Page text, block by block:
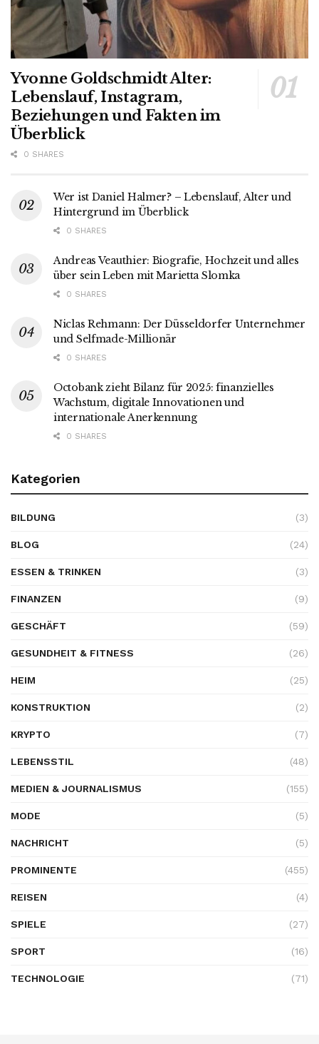
Yvonne Goldschmidt Alter:
Lebenslauf, Instagram,
Beziehungen und Fakten im
Überblick
0 SHARES
Wer ist Daniel Halmer? – Lebenslauf, Alter und
Hintergrund im Überblick
0 SHARES
Andreas Veauthier: Biografie, Hochzeit und alles
über sein Leben mit Marietta Slomka
0 SHARES
Niclas Rehmann: Der Düsseldorfer Unternehmer
und Selfmade-Millionär
0 SHARES
Octobank zieht Bilanz für 2025: finanzielles
Wachstum, digitale Innovationen und
internationale Anerkennung
0 SHARES
Kategorien
BILDUNG (3)
BLOG (24)
ESSEN & TRINKEN (3)
FINANZEN (9)
GESCHÄFT (59)
GESUNDHEIT & FITNESS (26)
HEIM (25)
KONSTRUKTION (2)
KRYPTO (7)
LEBENSSTIL (48)
MEDIEN & JOURNALISMUS (155)
MODE (5)
NACHRICHT (5)
PROMINENTE (455)
REISEN (4)
SPIELE (27)
SPORT (16)
TECHNOLOGIE (71)